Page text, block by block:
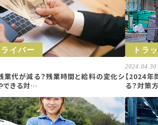
イバー
業代が減る？残業時間と給料の変化シ
できる対…
トラ
2024.04.30
【2024年
る？対策